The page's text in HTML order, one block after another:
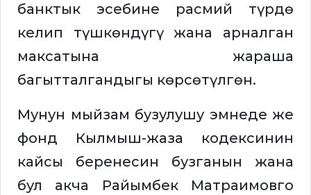
банктык эсебине расмий түрдө
келип түшкөндүгү жана арналган
максатына жараша
багытталгандыгы көрсөтүлгөн.
Мунун мыйзам бузулушу эмнеде же
фонд Кылмыш-жаза кодексинин
кайсы беренесин бузганын жана
бул акча Райымбек Матраимовго